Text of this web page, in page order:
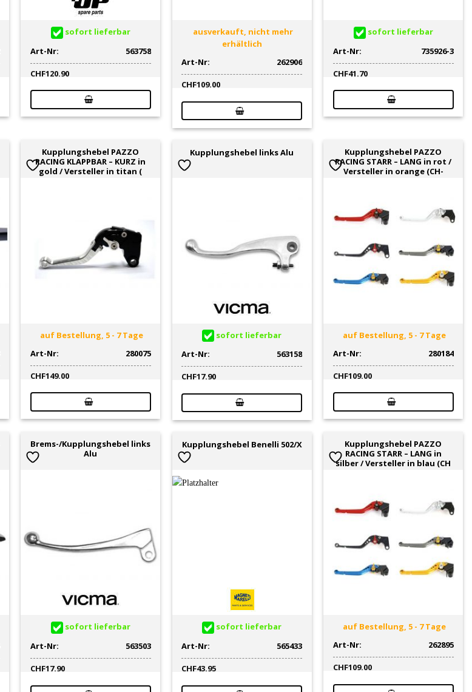
sofort lieferbar
Art-Nr:
563758
CHF120.90
ausverkauft, nicht mehr
erhältlich
Art-Nr:
262906
CHF109.00
sofort lieferbar
Art-Nr:
735926-3
CHF41.70
Kupplungshebel PAZZO
RACING KLAPPBAR – KURZ in
gold / Versteller in titan (
auf Bestellung, 5 - 7 Tage
Art-Nr:
280075
CHF149.00
Kupplungshebel links Alu
sofort lieferbar
Art-Nr:
563158
CHF17.90
Kupplungshebel PAZZO
RACING STARR – LANG in rot /
Versteller in orange (CH-
auf Bestellung, 5 - 7 Tage
Art-Nr:
280184
CHF109.00
Brems-/Kupplungshebel links
Alu
sofort lieferbar
Art-Nr:
563503
CHF17.90
Kupplungshebel Benelli 502/X
sofort lieferbar
Art-Nr:
565433
CHF43.95
Kupplungshebel PAZZO
RACING STARR – LANG in
silber / Versteller in blau (CH
auf Bestellung, 5 - 7 Tage
Art-Nr:
262895
CHF109.00